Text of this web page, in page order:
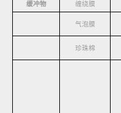
缓冲物 缠绕膜
气泡膜
珍珠棉